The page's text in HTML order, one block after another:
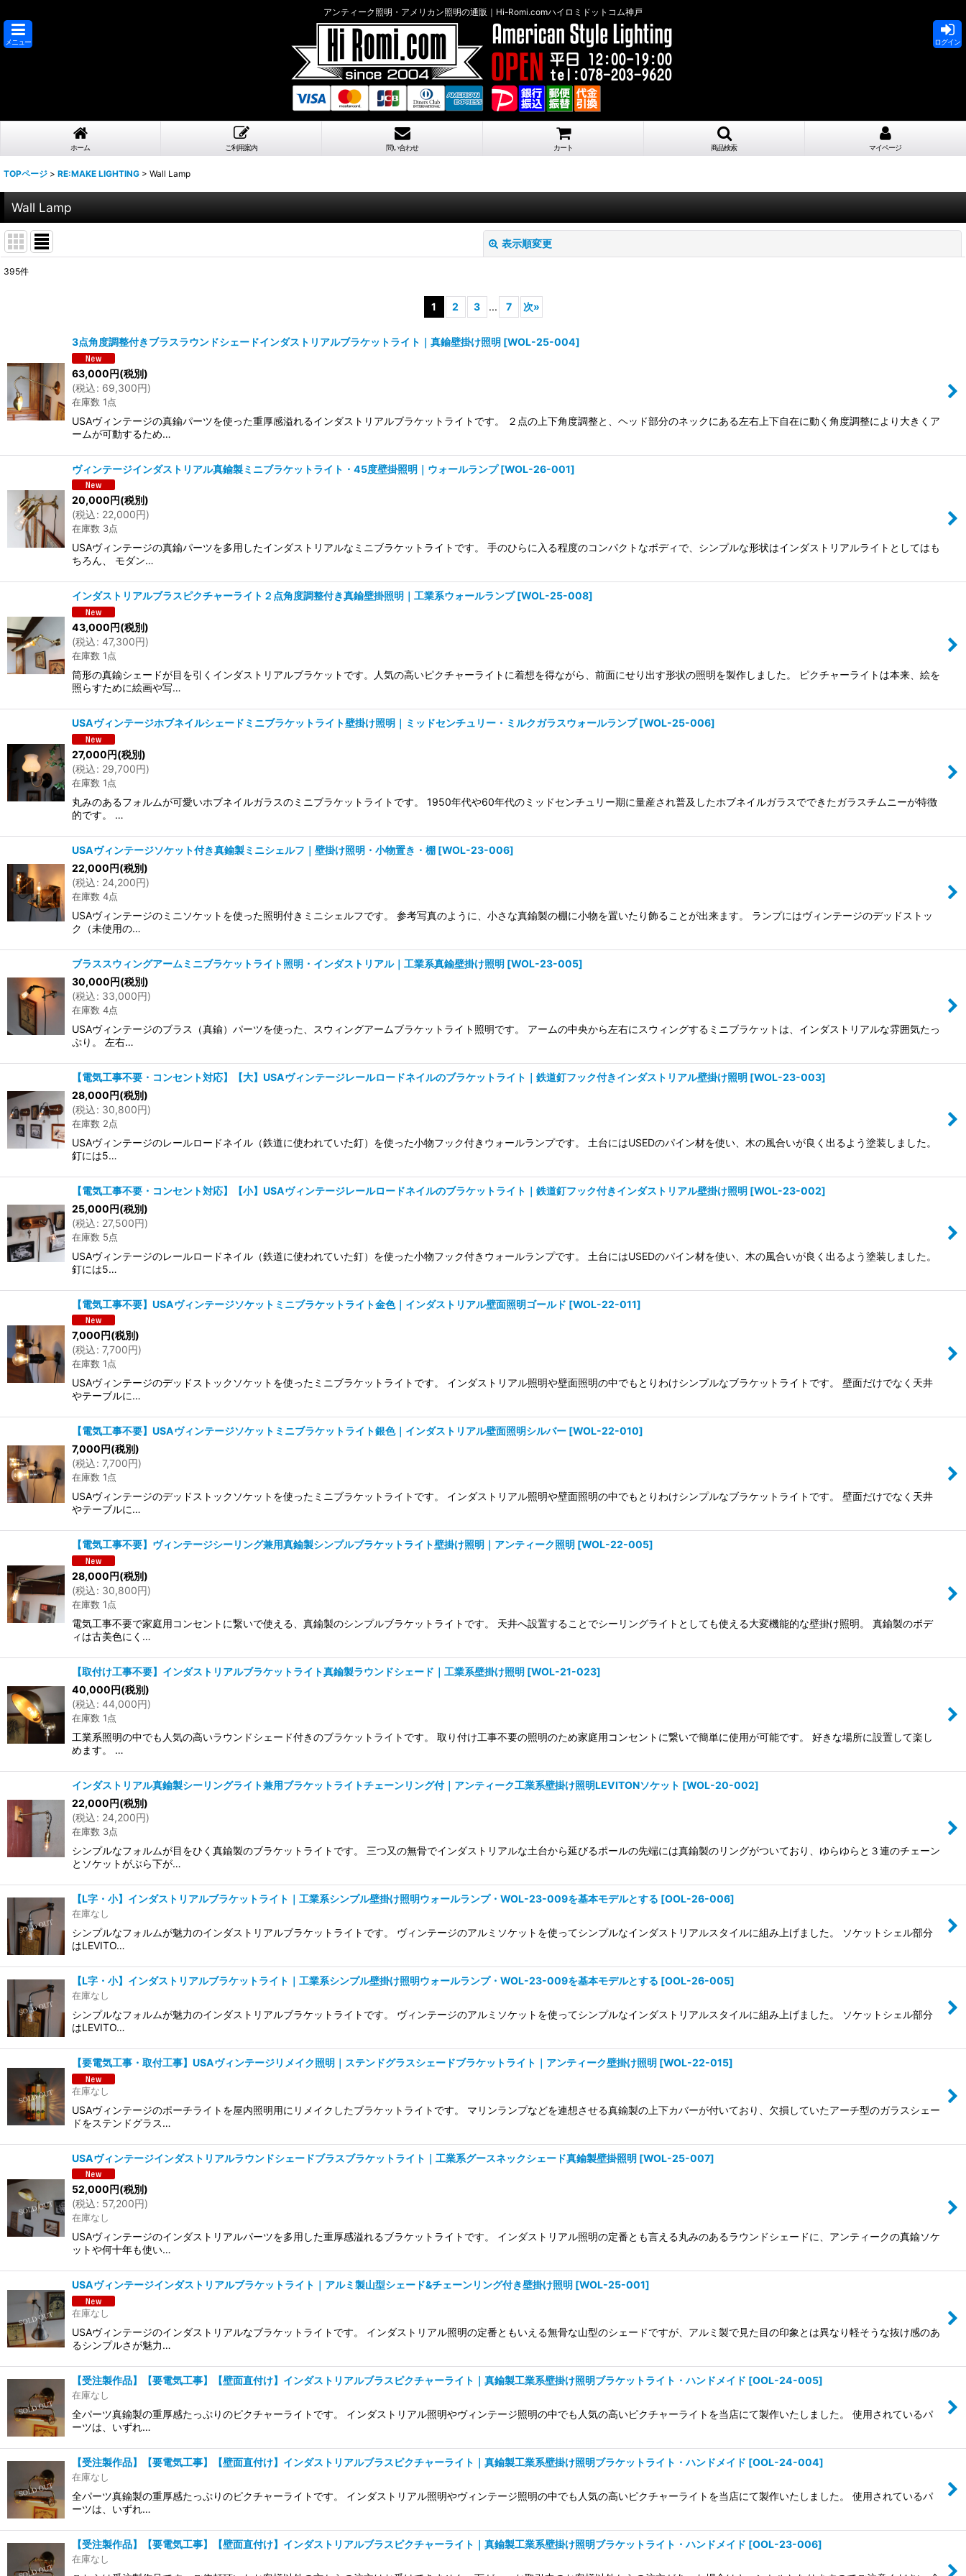
アンティーク照明・アメリカン照明の通販｜Hi-Romi.comハイロミドットコム神戸
メニュー ログイン
ホーム ご利用案内 問い合わせ カート 商品検索 マイページ
TOPページ > RE:MAKE LIGHTING > Wall Lamp
Wall Lamp
表示順変更
395件
1 2 3 ... 7 次»
3点角度調整付きブラスラウンドシェードインダストリアルブラケットライト｜真鍮壁掛け照明 [WOL-25-004]
63,000円(税別)
(税込: 69,300円)
在庫数 1点
USAヴィンテージの真鍮パーツを使った重厚感溢れるインダストリアルブラケットライトです。 ２点の上下角度調整と、ヘッド部分のネックにある左右上下自在に動く角度調整により大きくア
ームが可動するため…
ヴィンテージインダストリアル真鍮製ミニブラケットライト・45度壁掛照明｜ウォールランプ [WOL-26-001]
20,000円(税別)
(税込: 22,000円)
在庫数 3点
USAヴィンテージの真鍮パーツを多用したインダストリアルなミニブラケットライトです。 手のひらに入る程度のコンパクトなボディで、シンプルな形状はインダストリアルライトとしてはも
ちろん、 モダン…
インダストリアルブラスピクチャーライト２点角度調整付き真鍮壁掛照明｜工業系ウォールランプ [WOL-25-008]
43,000円(税別)
(税込: 47,300円)
在庫数 1点
筒形の真鍮シェードが目を引くインダストリアルブラケットです。人気の高いピクチャーライトに着想を得ながら、前面にせり出す形状の照明を製作しました。 ピクチャーライトは本来、絵を
照らすために絵画や写…
USAヴィンテージホブネイルシェードミニブラケットライト壁掛け照明｜ミッドセンチュリー・ミルクガラスウォールランプ [WOL-25-006]
27,000円(税別)
(税込: 29,700円)
在庫数 1点
丸みのあるフォルムが可愛いホブネイルガラスのミニブラケットライトです。 1950年代や60年代のミッドセンチュリー期に量産され普及したホブネイルガラスでできたガラスチムニーが特徴
的です。 …
USAヴィンテージソケット付き真鍮製ミニシェルフ｜壁掛け照明・小物置き・棚 [WOL-23-006]
22,000円(税別)
(税込: 24,200円)
在庫数 4点
USAヴィンテージのミニソケットを使った照明付きミニシェルフです。 参考写真のように、小さな真鍮製の棚に小物を置いたり飾ることが出来ます。 ランプにはヴィンテージのデッドストッ
ク（未使用の…
ブラススウィングアームミニブラケットライト照明・インダストリアル｜工業系真鍮壁掛け照明 [WOL-23-005]
30,000円(税別)
(税込: 33,000円)
在庫数 4点
USAヴィンテージのブラス（真鍮）パーツを使った、スウィングアームブラケットライト照明です。 アームの中央から左右にスウィングするミニブラケットは、インダストリアルな雰囲気たっ
ぷり。 左右…
【電気工事不要・コンセント対応】【大】USAヴィンテージレールロードネイルのブラケットライト｜鉄道釘フック付きインダストリアル壁掛け照明 [WOL-23-003]
28,000円(税別)
(税込: 30,800円)
在庫数 2点
USAヴィンテージのレールロードネイル（鉄道に使われていた釘）を使った小物フック付きウォールランプです。 土台にはUSEDのパイン材を使い、木の風合いが良く出るよう塗装しました。
釘には5…
【電気工事不要・コンセント対応】【小】USAヴィンテージレールロードネイルのブラケットライト｜鉄道釘フック付きインダストリアル壁掛け照明 [WOL-23-002]
25,000円(税別)
(税込: 27,500円)
在庫数 5点
USAヴィンテージのレールロードネイル（鉄道に使われていた釘）を使った小物フック付きウォールランプです。 土台にはUSEDのパイン材を使い、木の風合いが良く出るよう塗装しました。
釘には5…
【電気工事不要】USAヴィンテージソケットミニブラケットライト金色｜インダストリアル壁面照明ゴールド [WOL-22-011]
7,000円(税別)
(税込: 7,700円)
在庫数 1点
USAヴィンテージのデッドストックソケットを使ったミニブラケットライトです。 インダストリアル照明や壁面照明の中でもとりわけシンプルなブラケットライトです。 壁面だけでなく天井
やテーブルに…
【電気工事不要】USAヴィンテージソケットミニブラケットライト銀色｜インダストリアル壁面照明シルバー [WOL-22-010]
7,000円(税別)
(税込: 7,700円)
在庫数 1点
USAヴィンテージのデッドストックソケットを使ったミニブラケットライトです。 インダストリアル照明や壁面照明の中でもとりわけシンプルなブラケットライトです。 壁面だけでなく天井
やテーブルに…
【電気工事不要】ヴィンテージシーリング兼用真鍮製シンプルブラケットライト壁掛け照明｜アンティーク照明 [WOL-22-005]
28,000円(税別)
(税込: 30,800円)
在庫数 1点
電気工事不要で家庭用コンセントに繋いで使える、真鍮製のシンプルブラケットライトです。 天井へ設置することでシーリングライトとしても使える大変機能的な壁掛け照明。 真鍮製のボデ
ィは古美色にく…
【取付け工事不要】インダストリアルブラケットライト真鍮製ラウンドシェード｜工業系壁掛け照明 [WOL-21-023]
40,000円(税別)
(税込: 44,000円)
在庫数 1点
工業系照明の中でも人気の高いラウンドシェード付きのブラケットライトです。 取り付け工事不要の照明のため家庭用コンセントに繋いで簡単に使用が可能です。 好きな場所に設置して楽し
めます。 …
インダストリアル真鍮製シーリングライト兼用ブラケットライトチェーンリング付｜アンティーク工業系壁掛け照明LEVITONソケット [WOL-20-002]
22,000円(税別)
(税込: 24,200円)
在庫数 3点
シンプルなフォルムが目をひく真鍮製のブラケットライトです。 三つ又の無骨でインダストリアルな土台から延びるポールの先端には真鍮製のリングがついており、ゆらゆらと３連のチェーン
とソケットがぶら下が…
【L字・小】インダストリアルブラケットライト｜工業系シンプル壁掛け照明ウォールランプ・WOL-23-009を基本モデルとする [OOL-26-006]
在庫なし
シンプルなフォルムが魅力のインダストリアルブラケットライトです。 ヴィンテージのアルミソケットを使ってシンプルなインダストリアルスタイルに組み上げました。 ソケットシェル部分
はLEVITO…
【L字・小】インダストリアルブラケットライト｜工業系シンプル壁掛け照明ウォールランプ・WOL-23-009を基本モデルとする [OOL-26-005]
在庫なし
シンプルなフォルムが魅力のインダストリアルブラケットライトです。 ヴィンテージのアルミソケットを使ってシンプルなインダストリアルスタイルに組み上げました。 ソケットシェル部分
はLEVITO…
【要電気工事・取付工事】USAヴィンテージリメイク照明｜ステンドグラスシェードブラケットライト｜アンティーク壁掛け照明 [WOL-22-015]
在庫なし
USAヴィンテージのポーチライトを屋内照明用にリメイクしたブラケットライトです。 マリンランプなどを連想させる真鍮製の上下カバーが付いており、欠損していたアーチ型のガラスシェー
ドをステンドグラス…
USAヴィンテージインダストリアルラウンドシェードブラスブラケットライト｜工業系グースネックシェード真鍮製壁掛照明 [WOL-25-007]
52,000円(税別)
(税込: 57,200円)
在庫なし
USAヴィンテージのインダストリアルパーツを多用した重厚感溢れるブラケットライトです。 インダストリアル照明の定番とも言える丸みのあるラウンドシェードに、アンティークの真鍮ソケ
ットや何十年も使い…
USAヴィンテージインダストリアルブラケットライト｜アルミ製山型シェード&チェーンリング付き壁掛け照明 [WOL-25-001]
在庫なし
USAヴィンテージのインダストリアルなブラケットライトです。 インダストリアル照明の定番ともいえる無骨な山型のシェードですが、アルミ製で見た目の印象とは異なり軽そうな抜け感のあ
るシンプルさが魅力…
【受注製作品】【要電気工事】【壁面直付け】インダストリアルブラスピクチャーライト｜真鍮製工業系壁掛け照明ブラケットライト・ハンドメイド [OOL-24-005]
在庫なし
全パーツ真鍮製の重厚感たっぷりのピクチャーライトです。 インダストリアル照明やヴィンテージ照明の中でも人気の高いピクチャーライトを当店にて製作いたしました。 使用されているパ
ーツは、いずれ…
【受注製作品】【要電気工事】【壁面直付け】インダストリアルブラスピクチャーライト｜真鍮製工業系壁掛け照明ブラケットライト・ハンドメイド [OOL-24-004]
在庫なし
全パーツ真鍮製の重厚感たっぷりのピクチャーライトです。 インダストリアル照明やヴィンテージ照明の中でも人気の高いピクチャーライトを当店にて製作いたしました。 使用されているパ
ーツは、いずれ…
【受注製作品】【要電気工事】【壁面直付け】インダストリアルブラスピクチャーライト｜真鍮製工業系壁掛け照明ブラケットライト・ハンドメイド [OOL-23-006]
在庫なし